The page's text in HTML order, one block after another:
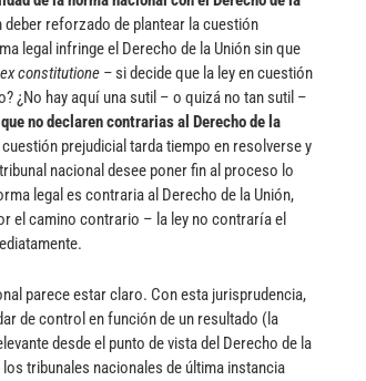
deber reforzado de plantear la cuestión
legal infringe el Derecho de la Unión sin que
ex constitutione –si decide que la ley en cuestión
¿No hay aquí una sutil – o quizá no tan sutil –
no declaren contrarias al Derecho de la
cuestión prejudicial tarda tiempo en resolverse y
nacional desee poner fin al proceso lo
legal es contraria al Derecho de la Unión,
el camino contrario – la ley no contraría el
parece estar claro. Con esta jurisprudencia,
de control en función de un resultado (la
desde el punto de vista del Derecho de la
tribunales nacionales de última instancia